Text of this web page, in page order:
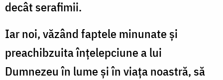
decât serafimii.
Iar noi, văzând faptele minunate şi
preachibzuita înţelepciune a lui
Dumnezeu în lume şi în viaţa noastră, să